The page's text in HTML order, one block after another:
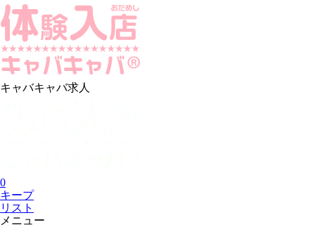
キャバキャバ求人
0
キープ
リスト
メニュー